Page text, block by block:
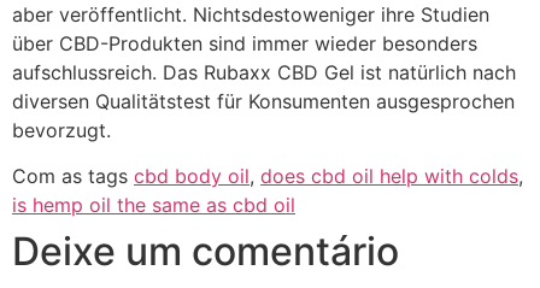
aber veröffentlicht. Nichtsdestoweniger ihre Studien
über CBD-Produkten sind immer wieder besonders
aufschlussreich. Das Rubaxx CBD Gel ist natürlich nach
diversen Qualitätstest für Konsumenten ausgesprochen
bevorzugt.
Com as tags cbd body oil, does cbd oil help with colds,
is hemp oil the same as cbd oil
Deixe um comentário